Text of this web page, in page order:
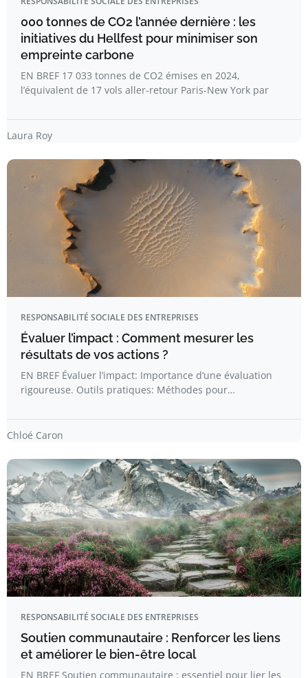
000 tonnes de CO2 l’année dernière : les
initiatives du Hellfest pour minimiser son
empreinte carbone
EN BREF 17 033 tonnes de CO2 émises en 2024,
l’équivalent de 17 vols aller-retour Paris-New York par
Laura Roy
RESPONSABILITÉ SOCIALE DES ENTREPRISES
Évaluer l’impact : Comment mesurer les
résultats de vos actions ?
EN BREF Évaluer l’impact: Importance d’une évaluation
rigoureuse. Outils pratiques: Méthodes pour…
Chloé Caron
RESPONSABILITÉ SOCIALE DES ENTREPRISES
Soutien communautaire : Renforcer les liens
et améliorer le bien-être local
EN BREF Soutien communautaire : essentiel pour lier les